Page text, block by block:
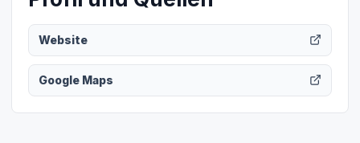
Website
Google Maps